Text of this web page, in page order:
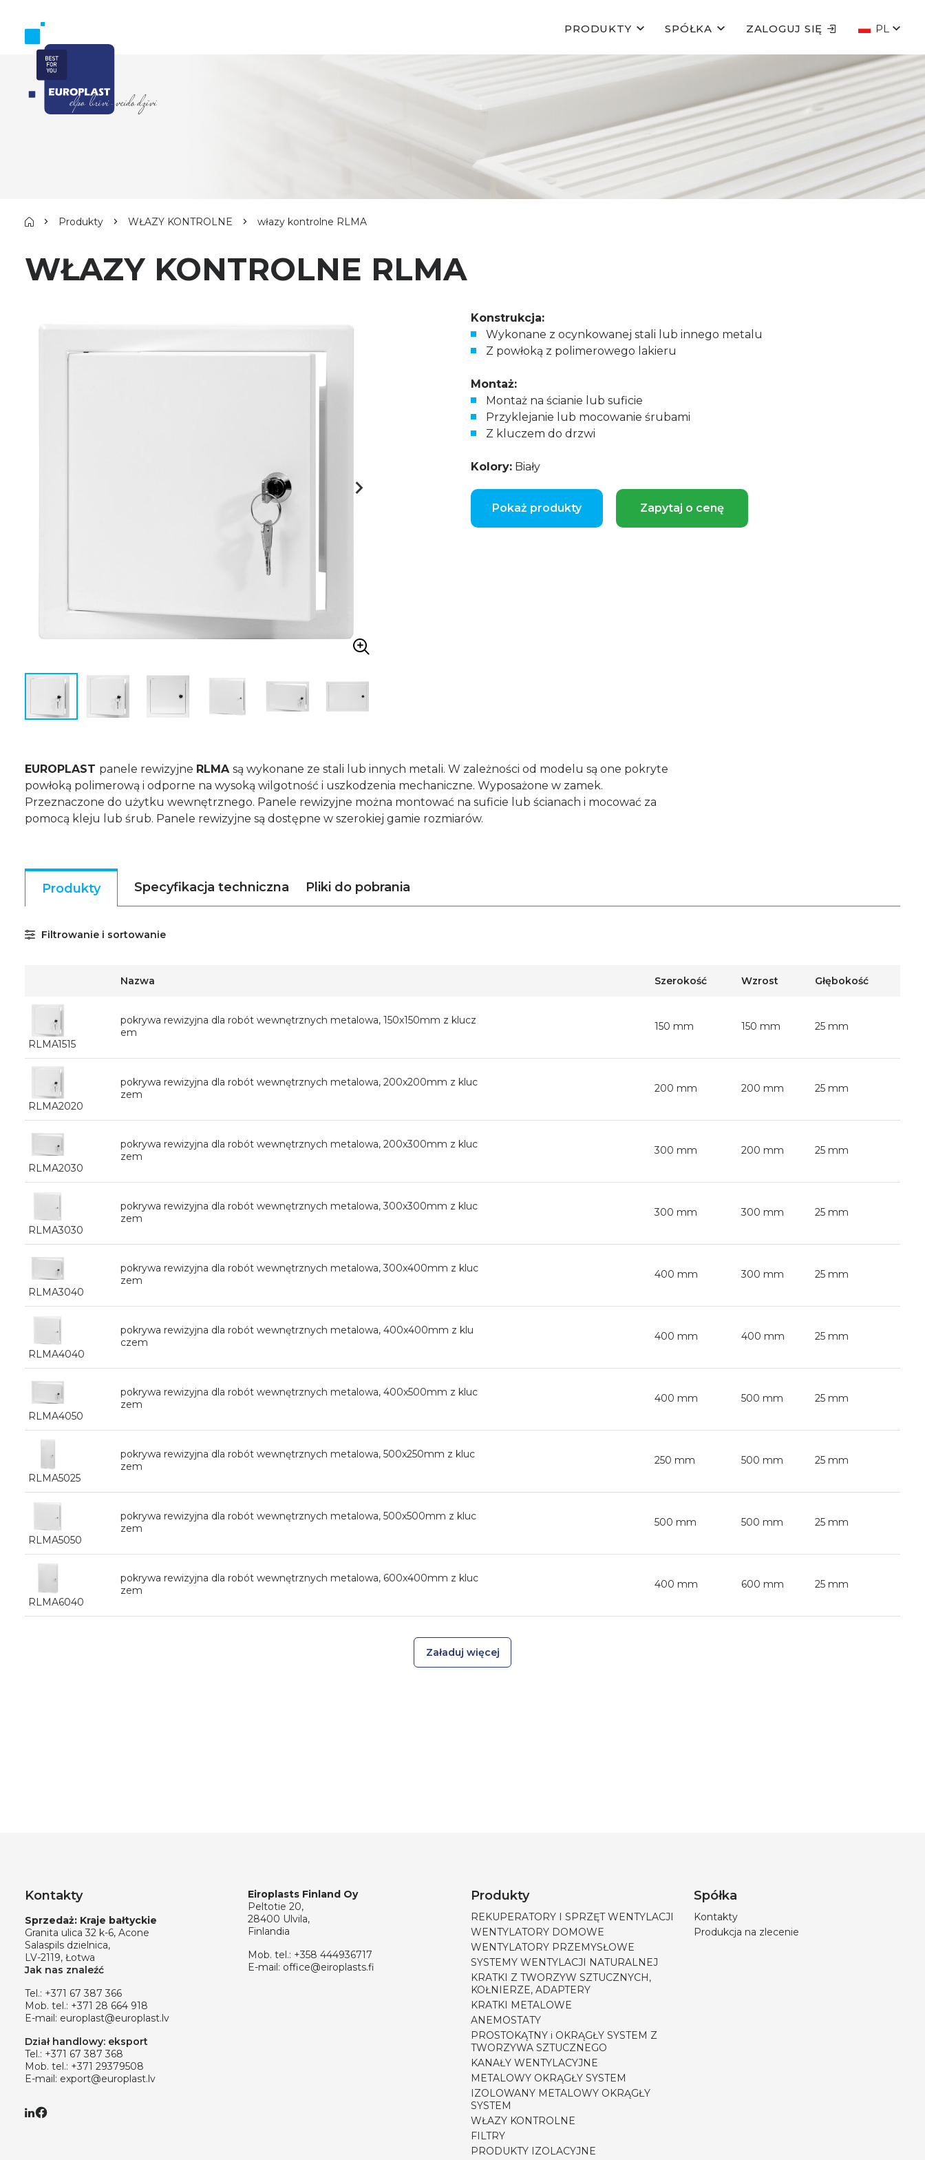
PRODUKTY SPÓŁKA ZALOGUJ SIĘ PL
Produkty WŁAZY KONTROLNE włazy kontrolne RLMA
WŁAZY KONTROLNE RLMA
Konstrukcja:
Wykonane z ocynkowanej stali lub innego metalu
Z powłoką z polimerowego lakieru
Montaż:
Montaż na ścianie lub suficie
Przyklejanie lub mocowanie śrubami
Z kluczem do drzwi
Kolory: Biały
Pokaż produkty Zapytaj o cenę
EUROPLAST panele rewizyjne RLMA są wykonane ze stali lub innych metali. W zależności od modelu są one pokryte
powłoką polimerową i odporne na wysoką wilgotność i uszkodzenia mechaniczne. Wyposażone w zamek.
Przeznaczone do użytku wewnętrznego. Panele rewizyjne można montować na suficie lub ścianach i mocować za
pomocą kleju lub śrub. Panele rewizyjne są dostępne w szerokiej gamie rozmiarów.
Produkty Specyfikacja techniczna Pliki do pobrania
Filtrowanie i sortowanie
Nazwa Szerokość Wzrost Głębokość
RLMA1515
pokrywa rewizyjna dla robót wewnętrznych metalowa, 150x150mm z klucz
em
150 mm 150 mm 25 mm
RLMA2020
pokrywa rewizyjna dla robót wewnętrznych metalowa, 200x200mm z kluc
zem
200 mm 200 mm 25 mm
RLMA2030
pokrywa rewizyjna dla robót wewnętrznych metalowa, 200x300mm z kluc
zem
300 mm 200 mm 25 mm
RLMA3030
pokrywa rewizyjna dla robót wewnętrznych metalowa, 300x300mm z kluc
zem
300 mm 300 mm 25 mm
RLMA3040
pokrywa rewizyjna dla robót wewnętrznych metalowa, 300x400mm z kluc
zem
400 mm 300 mm 25 mm
RLMA4040
pokrywa rewizyjna dla robót wewnętrznych metalowa, 400x400mm z klu
czem
400 mm 400 mm 25 mm
RLMA4050
pokrywa rewizyjna dla robót wewnętrznych metalowa, 400x500mm z kluc
zem
400 mm 500 mm 25 mm
RLMA5025
pokrywa rewizyjna dla robót wewnętrznych metalowa, 500x250mm z kluc
zem
250 mm 500 mm 25 mm
RLMA5050
pokrywa rewizyjna dla robót wewnętrznych metalowa, 500x500mm z kluc
zem
500 mm 500 mm 25 mm
RLMA6040
pokrywa rewizyjna dla robót wewnętrznych metalowa, 600x400mm z kluc
zem
400 mm 600 mm 25 mm
Załaduj więcej
Kontakty
Sprzedaż: Kraje bałtyckie
Granita ulica 32 k-6, Acone
Salaspils dzielnica,
LV-2119, Łotwa
Jak nas znaleźć
Tel.: +371 67 387 366
Mob. tel.: +371 28 664 918
E-mail: europlast@europlast.lv
Dział handlowy: eksport
Tel.: +371 67 387 368
Mob. tel.: +371 29379508
E-mail: export@europlast.lv
Eiroplasts Finland Oy
Peltotie 20,
28400 Ulvila,
Finlandia
Mob. tel.: +358 444936717
E-mail: office@eiroplasts.fi
Produkty
REKUPERATORY I SPRZĘT WENTYLACJI
WENTYLATORY DOMOWE
WENTYLATORY PRZEMYSŁOWE
SYSTEMY WENTYLACJI NATURALNEJ
KRATKI Z TWORZYW SZTUCZNYCH,
KOŁNIERZE, ADAPTERY
KRATKI METALOWE
ANEMOSTATY
PROSTOKĄTNY i OKRĄGŁY SYSTEM Z
TWORZYWA SZTUCZNEGO
KANAŁY WENTYLACYJNE
METALOWY OKRĄGŁY SYSTEM
IZOLOWANY METALOWY OKRĄGŁY
SYSTEM
WŁAZY KONTROLNE
FILTRY
PRODUKTY IZOLACYJNE
Spółka
Kontakty
Produkcja na zlecenie